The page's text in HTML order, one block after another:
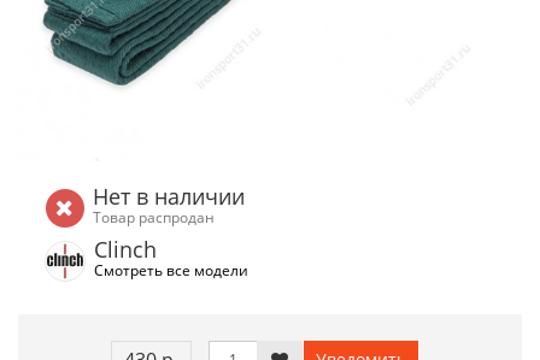
Нет в наличии
Товар распродан
Clinch
Смотреть все модели